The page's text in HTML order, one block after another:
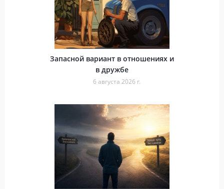
Запасной вариант в отношениях и
в дружбе
6 августа 2026 г.